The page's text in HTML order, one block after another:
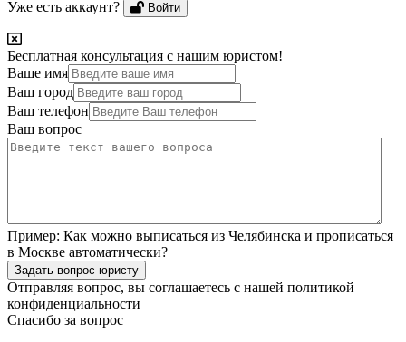
Уже есть аккаунт? Войти
Бесплатная консультация с нашим юристом!
Ваше имя
Ваш город
Ваш телефон
Ваш вопрос
Пример: Как можно выписаться из Челябинска и прописаться
в Москве автоматически?
Задать вопрос юристу
Отправляя вопрос, вы соглашаетесь с нашей политикой
конфиденциальности
Спасибо за вопрос